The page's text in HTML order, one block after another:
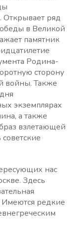
Открывает ряд
в Великой
памятник
Родина-
сторону
войны. Также
экземплярах
а также
взлетающей
нас
Здесь
Имеются редкие